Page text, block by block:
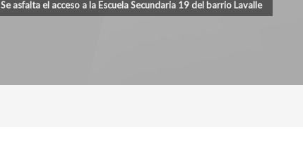
Se asfalta el acceso a la Escuela Secundaria 19 del barrio Lavalle